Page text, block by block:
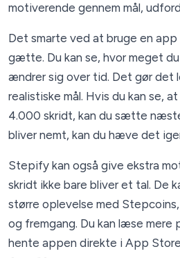
motiverende gennem mål,
Det smarte ved at bruge en app
gætte. Du kan se, hvor meget
ændrer sig over tid. Det gør
realistiske mål. Hvis du kan se,
4.000 skridt, kan du sætte
bliver nemt, kan du hæve det
Stepify kan også give ekstra
skridt ikke bare bliver et tal. De
større oplevelse med
og fremgang. Du kan læse mere
hente appen direkte i App